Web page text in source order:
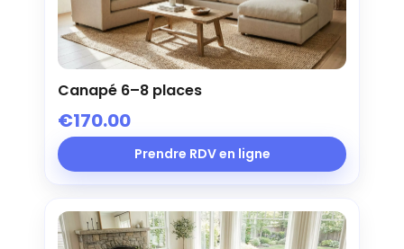
Canapé 6–8 places
€170.00
Prendre RDV en ligne